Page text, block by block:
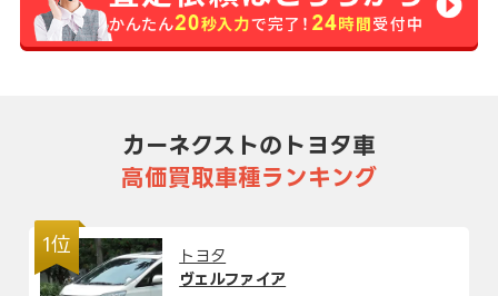
カーネクストのトヨタ車
高価買取車種ランキング
1位
トヨタ
ヴェルファイア